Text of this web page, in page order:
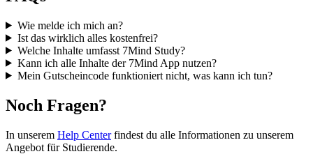
Wie melde ich mich an?
Ist das wirklich alles kostenfrei?
Welche Inhalte umfasst 7Mind Study?
Kann ich alle Inhalte der 7Mind App nutzen?
Mein Gutscheincode funktioniert nicht, was kann ich tun?
Noch Fragen?
In unserem Help Centerfindest du alle Informationen zu unserem
Angebot für Studierende.